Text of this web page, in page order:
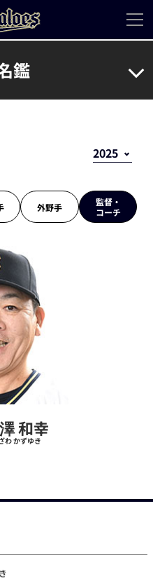
鑑
外野手
監督・
コーチ
和幸
わ かずゆき